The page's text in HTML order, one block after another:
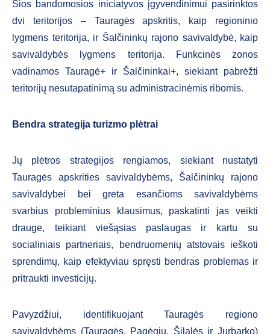
Šios bandomosios iniciatyvos įgyvendinimui pasirinktos
dvi teritorijos – Tauragės apskritis, kaip regioninio
lygmens teritorija, ir Šalčininkų rajono savivaldybė, kaip
savivaldybės lygmens teritorija. Funkcinės zonos
vadinamos Tauragė+ ir Šalčininkai+, siekiant pabrėžti
teritorijų nesutapatinimą su administracinėmis ribomis.
Bendra strategija turizmo plėtrai
Jų plėtros strategijos rengiamos, siekiant nustatyti
Tauragės apskrities savivaldybėms, Šalčininkų rajono
savivaldybei bei greta esančioms savivaldybėms
svarbius probleminius klausimus, paskatinti jas veikti
drauge, teikiant viešąsias paslaugas ir kartu su
socialiniais partneriais, bendruomenių atstovais ieškoti
sprendimų, kaip efektyviau spręsti bendras problemas ir
pritraukti investicijų.
Pavyzdžiui, identifikuojant Tauragės regiono
savivaldybėms (Tauragės, Pagėgių, Šilalės ir Jurbarko)